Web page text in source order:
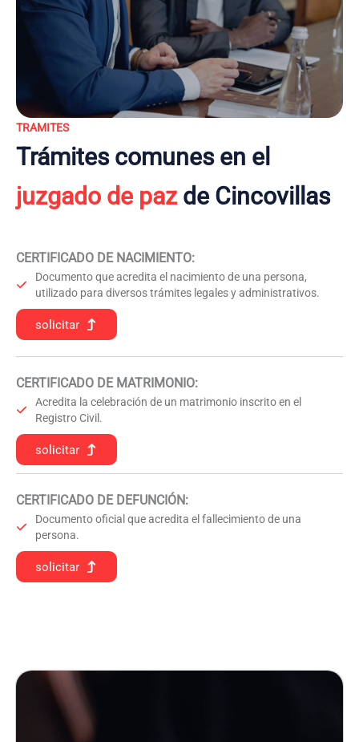
TRAMITES
Trámites comunes en el
juzgado de pazde Cincovillas
CERTIFICADO DE NACIMIENTO:
Documento que acredita el nacimiento de una persona,
utilizado para diversos trámites legales y administrativos.
solicitar
CERTIFICADO DE MATRIMONIO:
Acredita la celebración de un matrimonio inscrito en el
Registro Civil.
solicitar
CERTIFICADO DE DEFUNCIÓN:
Documento oficial que acredita el fallecimiento de una
persona.
solicitar